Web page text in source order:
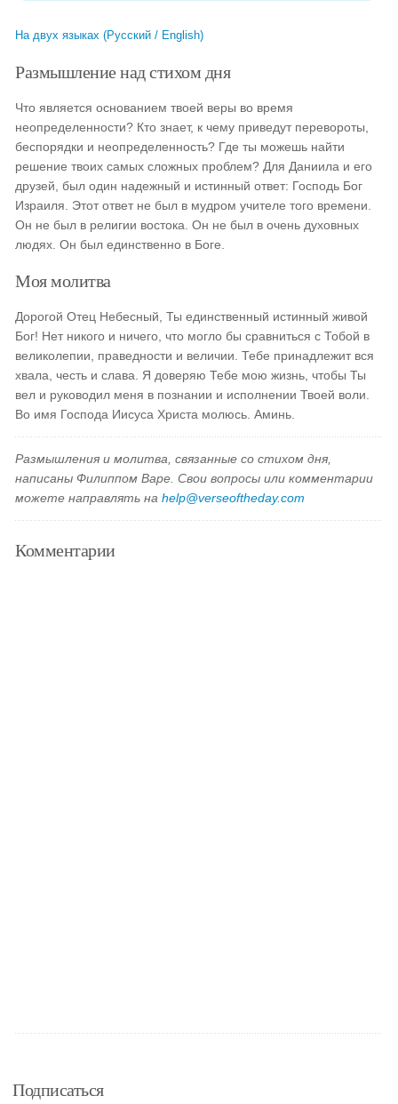
На двух языках (Русский / English)
Размышление над стихом дня
Что является основанием твоей веры во время
неопределенности? Кто знает, к чему приведут перевороты,
беспорядки и неопределенность? Где ты можешь найти
решение твоих самых сложных проблем? Для Даниила и его
друзей, был один надежный и истинный ответ: Господь Бог
Израиля. Этот ответ не был в мудром учителе того времени.
Он не был в религии востока. Он не был в очень духовных
людях. Он был единственно в Боге.
Моя молитва
Дорогой Отец Небесный, Ты единственный истинный живой
Бог! Нет никого и ничего, что могло бы сравниться с Тобой в
великолепии, праведности и величии. Тебе принадлежит вся
хвала, честь и слава. Я доверяю Тебе мою жизнь, чтобы Ты
вел и руководил меня в познании и исполнении Твоей воли.
Во имя Господа Иисуса Христа молюсь. Аминь.
Размышления и молитва, связанные со стихом дня,
написаны Филиппом Варе. Свои вопросы или комментарии
можете направлять наhelp@verseoftheday.com
Комментарии
Подписаться